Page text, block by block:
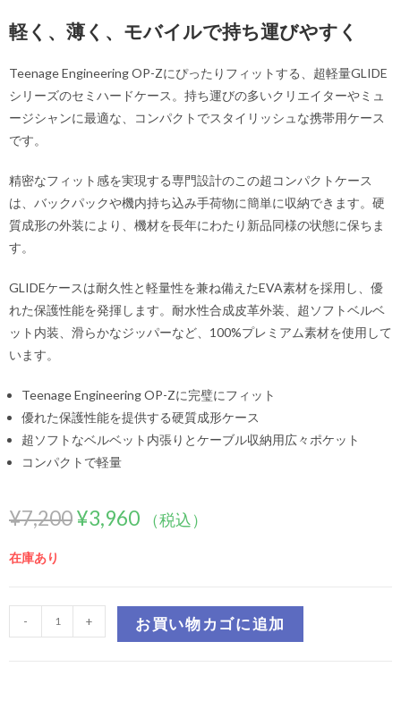
軽く、薄く、モバイルで持ち運びやすく
Teenage Engineering OP-Zにぴったりフィットする、超軽量GLIDE
シリーズのセミハードケース。持ち運びの多いクリエイターやミュ
ージシャンに最適な、コンパクトでスタイリッシュな携帯用ケース
です。
精密なフィット感を実現する専門設計のこの超コンパクトケース
は、バックパックや機内持ち込み手荷物に簡単に収納できます。硬
質成形の外装により、機材を長年にわたり新品同様の状態に保ちま
す。
GLIDEケースは耐久性と軽量性を兼ね備えたEVA素材を採用し、優
れた保護性能を発揮します。耐水性合成皮革外装、超ソフトベルベ
ット内装、滑らかなジッパーなど、100%プレミアム素材を使用して
います。
Teenage Engineering OP-Zに完璧にフィット
優れた保護性能を提供する硬質成形ケース
超ソフトなベルベット内張りとケーブル収納用広々ポケット
コンパクトで軽量
¥7,200¥3,960 （税込）
在庫あり
- + お買い物カゴに追加